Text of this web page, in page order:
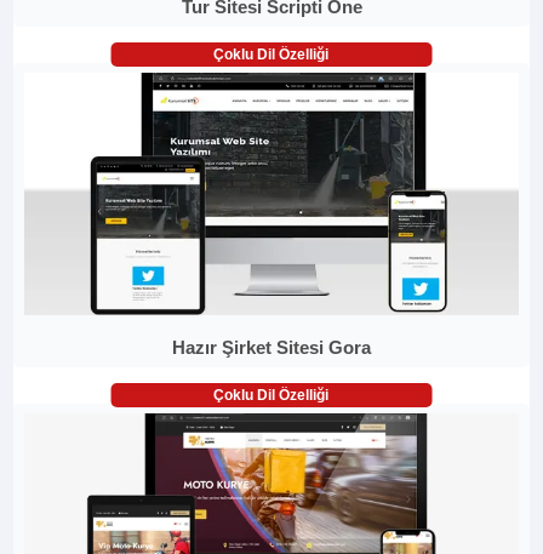
Tur Sitesi Scripti One
Çoklu Dil Özelliği
Hazır Şirket Sitesi Gora
Çoklu Dil Özelliği